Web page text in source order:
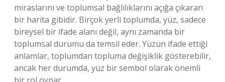
miraslarını ve toplumsal bağlılıklarını açığa çıkaran
bir harita gibidir. Birçok yerli toplumda, yüz, sadece
bireysel bir ifade alanı değil, aynı zamanda bir
toplumsal durumu da temsil eder. Yüzün ifade ettiği
anlamlar, toplumdan topluma değişiklik gösterebilir,
ancak her durumda, yüz bir sembol olarak önemli